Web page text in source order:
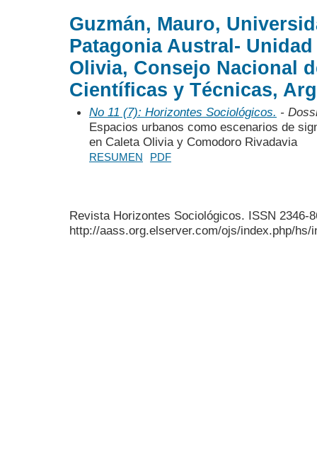
Guzmán, Mauro,
Patagonia Austral-
Olivia, Consejo Nacional
Científicas y Técnicas,
No 11 (7): Horizontes Sociológicos. -
Espacios urbanos como escenarios de
en Caleta Olivia y Comodoro Rivadavia
RESUMEN PDF
Revista Horizontes Sociológicos. ISSN 2346-
http://aass.org.elserver.com/ojs/index.php/hs/